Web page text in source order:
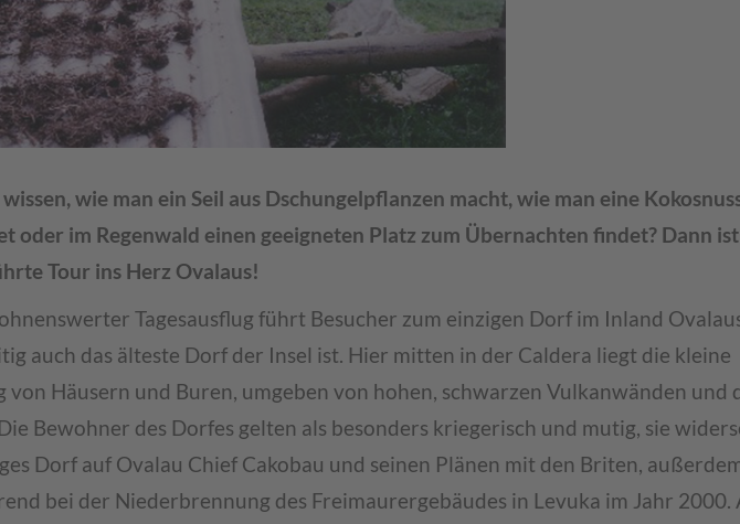
wie man ein Seil aus Dschungelpflanzen macht, wie man eine
oder im Regenwald einen geeigneten Platz zum Übernachten findet? Dann
Tour ins Herz Ovalaus!
Tagesausflug führt Besucher zum einzigen Dorf im Inland
auch das älteste Dorf der Insel ist. Hier mitten in der Caldera liegt die kleine
von Häusern und Buren, umgeben von hohen, schwarzen Vulkanwänden und
Bewohner des Dorfes gelten als besonders kriegerisch und mutig, sie
Dorf auf Ovalau Chief Cakobau und seinen Plänen mit den Briten,
bei der Niederbrennung des Freimaurergebäudes in Levuka im Jahr 2000.